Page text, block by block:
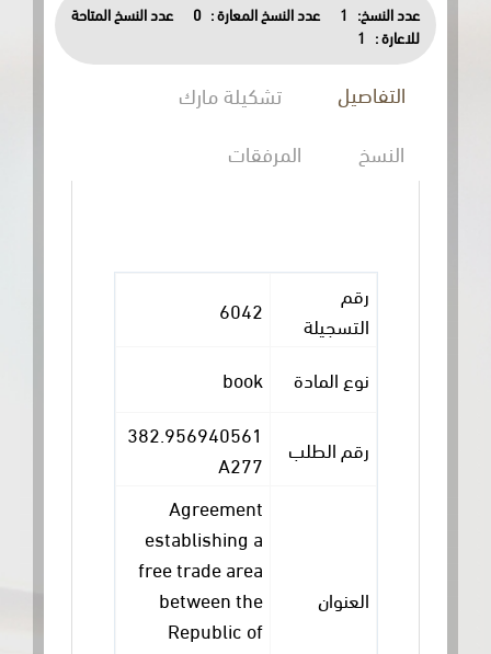
عدد النسخ: 1 عدد النسخ المعارة : 0
عدد النسخ المتاحة
للاعارة :
1
التفاصيل
تشكيلة مارك
المرفقات
التسجيلة
نوع المادة book
رقم الطلب
382.956940561
A277
Agreement
establishing a
free trade area
between the
Republic of